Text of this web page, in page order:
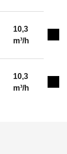
10,3
m³/h
10,3
m³/h